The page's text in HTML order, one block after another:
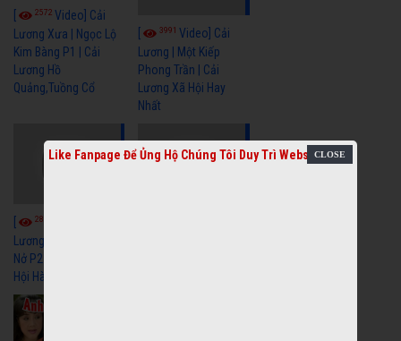
2572 Video] Cải
Lương Xưa | Ngọc Lộ
Kim Bàng P1 | Cải
Lương Hồ
Quảng,Tuồng Cổ
3991Video] Cải
Lương | Một Kiếp
Phong Trần | Cải
Lương Xã Hội Hay
Nhất
2842
Lương | Hoa Hai Lần
Nở P2 | Cải Lương Xã
Hội Hài Hước Mới Hay
Like Fanpage Để Ủng Hộ Chúng Tôi Duy Trì Website